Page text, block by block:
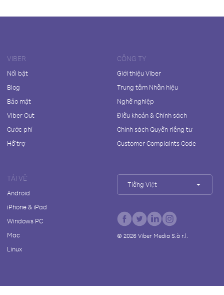
VIBER
Nổi bật
Blog
Bảo mật
Viber Out
Cước phí
Hỗ trợ
CÔNG TY
Giới thiệu Viber
Trung tâm Nhãn hiệu
Nghề nghiệp
Điều khoản & Chính sách
Chính sách Quyền riêng tư
Customer Complaints Code
TẢI VỀ
Android
iPhone & iPad
Windows PC
Mac
Linux
Tiếng Việt
© 2026Viber Media S.à r.l.